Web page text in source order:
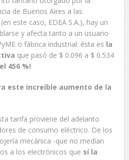
de Buenos Aires a las
este caso, EDEA S.A.), hay un
y afecta tanto a un usuario
o fábrica industrial: ésta es la
que pasó de $ 0.096 a $ 0.534
456 %!
este increíble aumento de la
tarifa proviene del adelanto
de consumo eléctrico. De los
mecánica -que no medían
a los electrónicos que sí la